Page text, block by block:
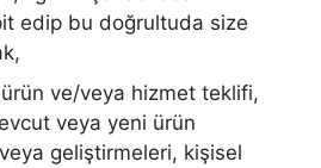
edip bu doğrultuda size
ürün ve/veya hizmet teklifi,
veya yeni ürün
veya geliştirmeleri, kişisel